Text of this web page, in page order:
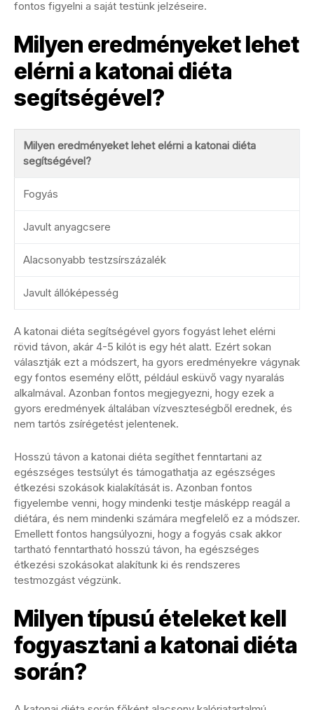
fontos figyelni a saját testünk jelzéseire.
Milyen eredményeket lehet
elérni a katonai diéta
segítségével?
Milyen eredményeket lehet elérni a katonai diéta
segítségével?
Fogyás
Javult anyagcsere
Alacsonyabb testzsírszázalék
Javult állóképesség
A katonai diéta segítségével gyors fogyást lehet elérni
rövid távon, akár 4-5 kilót is egy hét alatt. Ezért sokan
választják ezt a módszert, ha gyors eredményekre vágynak
egy fontos esemény előtt, például esküvő vagy nyaralás
alkalmával. Azonban fontos megjegyezni, hogy ezek a
gyors eredmények általában vízveszteségből erednek, és
nem tartós zsírégetést jelentenek.
Hosszú távon a katonai diéta segíthet fenntartani az
egészséges testsúlyt és támogathatja az egészséges
étkezési szokások kialakítását is. Azonban fontos
figyelembe venni, hogy mindenki testje másképp reagál a
diétára, és nem mindenki számára megfelelő ez a módszer.
Emellett fontos hangsúlyozni, hogy a fogyás csak akkor
tartható fenntartható hosszú távon, ha egészséges
étkezési szokásokat alakítunk ki és rendszeres
testmozgást végzünk.
Milyen típusú ételeket kell
fogyasztani a katonai diéta
során?